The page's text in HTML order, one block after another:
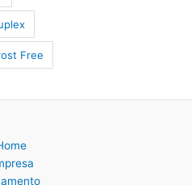
Free